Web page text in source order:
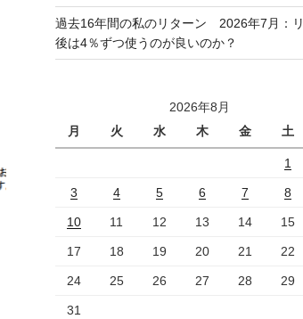
過去16年間の私のリターン 2026年7月：
後は4％ずつ使うのが良いのか？
2026年8月
月
火 水 木 金 土
1
3 4 5 6 7 8
10 11 12 13 14 15
17 18 19 20 21 22
24 25 26 27 28 29
31